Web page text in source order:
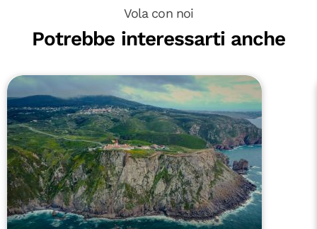
Vola con noi
Potrebbe interessarti anche